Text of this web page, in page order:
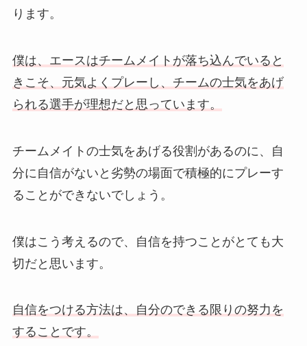
ります。
僕は、エースはチームメイトが落ち込んでいると
きこそ、元気よくプレーし、チームの士気をあげ
られる選手が理想だと思っています。
チームメイトの士気をあげる役割があるのに、自
分に自信がないと劣勢の場面で積極的にプレーす
ることができないでしょう。
僕はこう考えるので、自信を持つことがとても大
切だと思います。
自信をつける方法は、自分のできる限りの努力を
することです。